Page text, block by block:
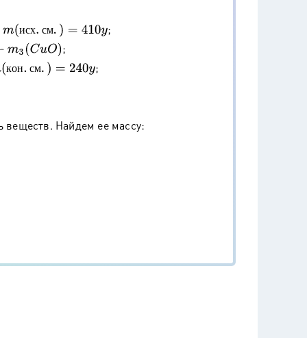
исх см ;
;
кон см
;
веществ. Найдем ее массу: